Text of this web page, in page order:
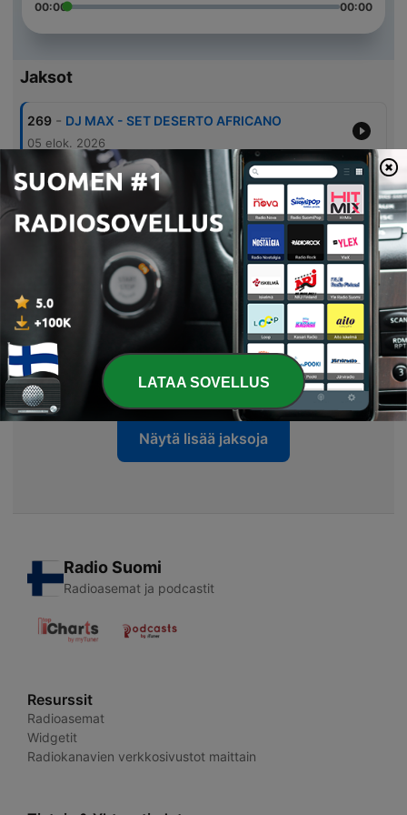
00:00 00:00
Jaksot
269 - DJ MAX - SET DESERTO AFRICANO
05 elok. 2026
268 - DJ Max - Lions Tail
267 - DJ MAX - SET EDITS OTTO
266 DJ Max - The Twilight Corner
03 elok. 2026
265 - DJ Max - Mister Warrior
03 elok. 2026
Näytä lisää jaksoja
Radio Suomi
Radioasemat ja podcastit
Resurssit
Radioasemat
Widgetit
Radiokanavien verkkosivustot maittain
LATAA SOVELLUS